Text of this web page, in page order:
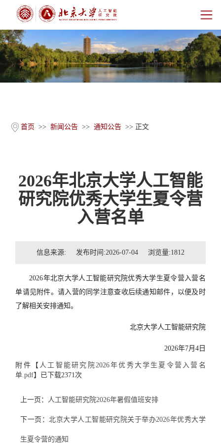
首页
研究院概况
科学研究
新闻公告
人才培养
联系我们
学生
首页 >> 新闻公告 >> 通知公告 >> 正文
2026年北京大学人工智能
研究院优秀大学生夏令营
入营名单
信息来源: 发布时间:2026-07-04 浏览量:1812
2026年北京大学人工智能研究院优秀大学生夏令营入营名
单请见附件。请入营的同学注意查收后续通知邮件，以便及时
了解相关安排通知。
北京大学人工智能研究院
2026年7月4日
附件【 人工智能研究院2026年优秀大学生夏令营入营名
单.pdf】已下载2371次
上一页： 人工智能研究院2026年暑假值班安排
下一页：北京大学人工智能研究院关于举办2026年优秀大学
生夏令营的通知